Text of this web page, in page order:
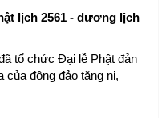
lịch 2561 - dương lịch
tổ chức Đại lễ Phật đản
đông đảo tăng ni,